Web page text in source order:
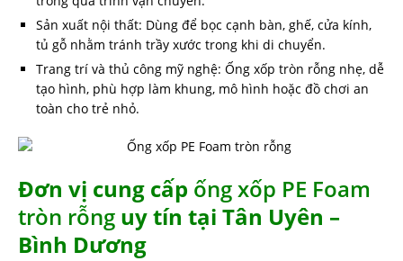
Sản xuất nội thất: Dùng để bọc cạnh bàn, ghế, cửa kính,
tủ gỗ nhằm tránh trầy xước trong khi di chuyển.
Trang trí và thủ công mỹ nghệ: Ống xốp tròn rỗng nhẹ, dễ
tạo hình, phù hợp làm khung, mô hình hoặc đồ chơi an
toàn cho trẻ nhỏ.
Đơn vị cung cấp ống xốp PE Foam
tròn rỗng uy tín tại Tân Uyên –
Bình Dương